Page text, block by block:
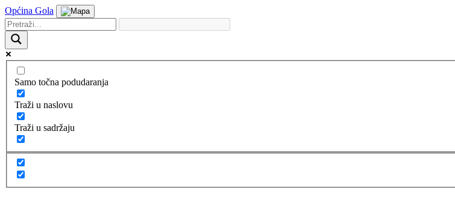
Općina Gola
Samo točna podudaranja
Traži u naslovu
Traži u sadržaju